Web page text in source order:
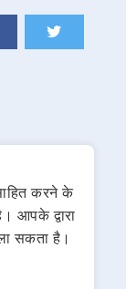
करने के
आपके द्वारा
सकता है।